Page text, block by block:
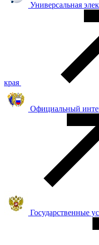
Универсальная
края
Официальный
Государственные